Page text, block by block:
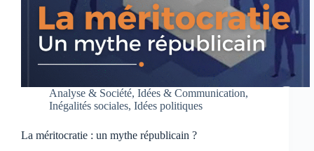
Analyse & Société, Idées & Communication,
Inégalités sociales, Idées politiques
La méritocratie : un mythe républicain ?